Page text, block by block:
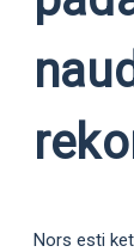
Nors esti